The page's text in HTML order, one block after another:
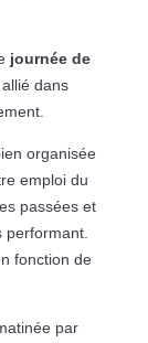
journée de
dans
organisée
emploi du
passées et
fonction de
par